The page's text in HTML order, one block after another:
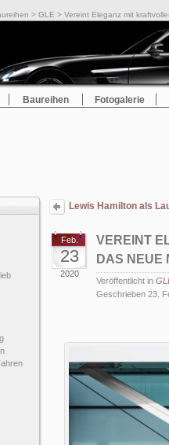
> GLE > Vereint Eleganz mit
Baureihen Fotogalerie
Lewis Hamilton als
Feb.
23
2020
VEREINT
DAS NEUE
Veröffentlicht in
Geschrieben 23.